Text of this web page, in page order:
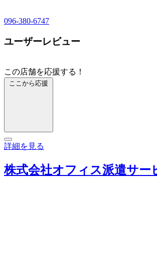
096-380-6747
ユーザーレビュー
この店舗を応援する！
ここから応援
詳細を見る
株式会社オフィス派遣サー